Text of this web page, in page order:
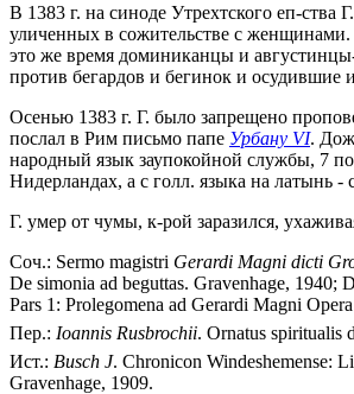
В 1383 г. на синоде Утрехтского еп-ства
уличенных в сожительстве с женщинами.
это же время доминиканцы и
против бегардов и бегинок и осудившие
Осенью 1383 г. Г. было запрещено
послал в Рим письмо папе Урбану VI.
народный язык заупокойной службы, 7
Нидерландах, а с голл. языка на латынь
Г. умер от чумы, к-рой заразился,
Соч.: Sermo magistri Gerardi Magni dicti
De simonia ad beguttas. Gravenhage, 1940;
Pars 1: Prolegomena ad Gerardi Magni
Пер.: Ioannis Rusbrochii. Ornatus spiritualis
Ист.: Busch J. Chronicon Windeshemense:
Gravenhage, 1909.